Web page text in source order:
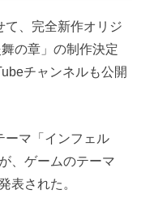
て、完全新作オリジ
の章」の制作決定
チャンネルも公開
ーマ「インフェル
、ゲームのテーマ
表された。